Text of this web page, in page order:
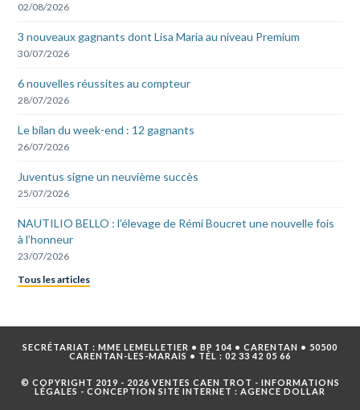
02/08/2026
3 nouveaux gagnants dont Lisa Maria au niveau Premium
30/07/2026
6 nouvelles réussites au compteur
28/07/2026
Le bilan du week-end : 12 gagnants
26/07/2026
Juventus signe un neuvième succès
25/07/2026
NAUTILIO BELLO : l’élevage de Rémi Boucret une nouvelle fois
à l’honneur
23/07/2026
Tous les articles
SECRÉTARIAT : MME LEMELLETIER • BP 104 • CARENTAN • 50500
CARENTAN-LES-MARAIS • TÉL : 02 33 42 05 66
© COPYRIGHT 2019 - 2026 VENTES CAEN TROT - INFORMATIONS
LÉGALES - CONCEPTION SITE INTERNET : AGENCE DOLLAR